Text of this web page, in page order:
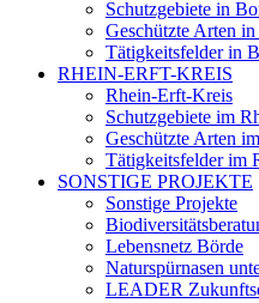
Schutzgebiete in
Geschützte Arten
Tätigkeitsfelder in
RHEIN-ERFT-KREIS
Rhein-Erft-Kreis
Schutzgebiete im
Geschützte Arten
Tätigkeitsfelder im
SONSTIGE PROJEKTE
Sonstige Projekte
Lebensnetz Börde
Naturspürnasen
LEADER